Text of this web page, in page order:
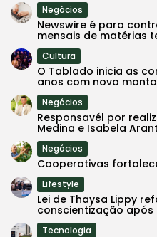
Negócios
Newswire é para
mensais de matérias
Cultura
O Tablado inicia as
anos com nova
Negócios
Responsavél por
Medina e Isabela
Negócios
Cooperativas
Lifestyle
Lei de Thaysa Lippy
conscientização
Tecnologia